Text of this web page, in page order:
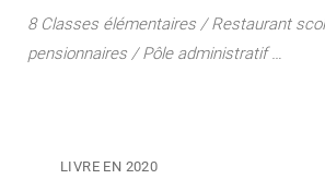
8 Classes élémentaires / Restaurant
pensionnaires / Pôle administratif …
LIVRE EN 2020